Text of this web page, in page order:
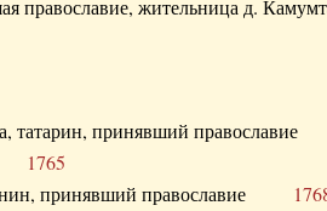
православие, жительница д.
татарин, принявший
1765
принявший православие